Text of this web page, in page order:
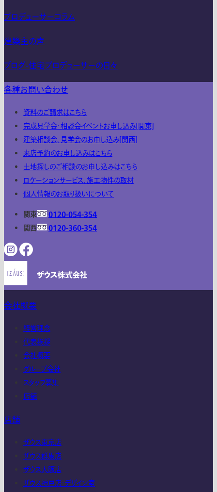
プロデューサーコラム
建築主の声
ブログ-住宅プロデューサーの日々
各種お問い合わせ
資料のご請求はこちら
完成見学会・相談会イベントお申し込み[関東]
建築相談会、見学会のお申し込み[関西]
来店予約のお申し込みはこちら
土地探しのご相談のお申し込みはこちら
ロケーションサービス、施工物件の取材
個人情報のお取り扱いについて
関東
0120-054-354
関西
0120-360-354
会社概要
経営理念
代表挨拶
会社概要
グループ会社
スタッフ募集
店舗
店舗
ザウス東京店
ザウス群馬店
ザウス大阪店
ザウス神戸店・デザイン室